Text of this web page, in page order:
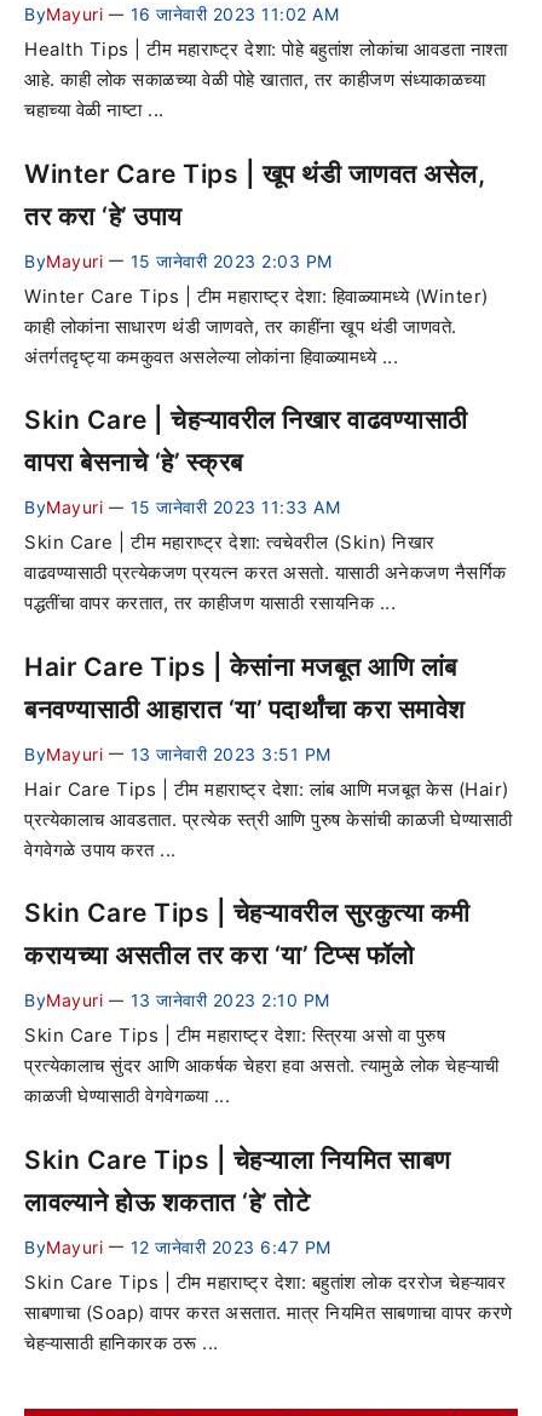
ByMayuri — 16 जानेवारी 2023 11:02 AM
Health Tips | टीम महाराष्ट्र देशा: पोहे बहुतांश लोकांचा आवडता नाश्ता
आहे. काही लोक सकाळच्या वेळी पोहे खातात, तर काहीजण संध्याकाळच्या
चहाच्या वेळी नाष्टा ...
Winter Care Tips | खूप थंडी जाणवत असेल,
तर करा ‘हे’ उपाय
ByMayuri — 15 जानेवारी 2023 2:03 PM
Winter Care Tips | टीम महाराष्ट्र देशा: हिवाळ्यामध्ये (Winter)
काही लोकांना साधारण थंडी जाणवते, तर काहींना खूप थंडी जाणवते.
अंतर्गतदृष्ट्या कमकुवत असलेल्या लोकांना हिवाळ्यामध्ये ...
Skin Care | चेहऱ्यावरील निखार वाढवण्यासाठी
वापरा बेसनाचे ‘हे’ स्क्रब
ByMayuri — 15 जानेवारी 2023 11:33 AM
Skin Care | टीम महाराष्ट्र देशा: त्वचेवरील (Skin) निखार
वाढवण्यासाठी प्रत्येकजण प्रयत्न करत असतो. यासाठी अनेकजण नैसर्गिक
पद्धतींचा वापर करतात, तर काहीजण यासाठी रसायनिक ...
Hair Care Tips | केसांना मजबूत आणि लांब
बनवण्यासाठी आहारात ‘या’ पदार्थांचा करा समावेश
ByMayuri — 13 जानेवारी 2023 3:51 PM
Hair Care Tips | टीम महाराष्ट्र देशा: लांब आणि मजबूत केस (Hair)
प्रत्येकालाच आवडतात. प्रत्येक स्त्री आणि पुरुष केसांची काळजी घेण्यासाठी
वेगवेगळे उपाय करत ...
Skin Care Tips | चेहऱ्यावरील सुरकुत्या कमी
करायच्या असतील तर करा ‘या’ टिप्स फॉलो
ByMayuri — 13 जानेवारी 2023 2:10 PM
Skin Care Tips | टीम महाराष्ट्र देशा: स्त्रिया असो वा पुरुष
प्रत्येकालाच सुंदर आणि आकर्षक चेहरा हवा असतो. त्यामुळे लोक चेहऱ्याची
काळजी घेण्यासाठी वेगवेगळ्या ...
Skin Care Tips | चेहऱ्याला नियमित साबण
लावल्याने होऊ शकतात ‘हे’ तोटे
ByMayuri — 12 जानेवारी 2023 6:47 PM
Skin Care Tips | टीम महाराष्ट्र देशा: बहुतांश लोक दररोज चेहऱ्यावर
साबणाचा (Soap) वापर करत असतात. मात्र नियमित साबणाचा वापर करणे
चेहऱ्यासाठी हानिकारक ठरू ...